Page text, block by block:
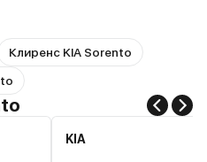
Клиренс KIA Sorento
KIA